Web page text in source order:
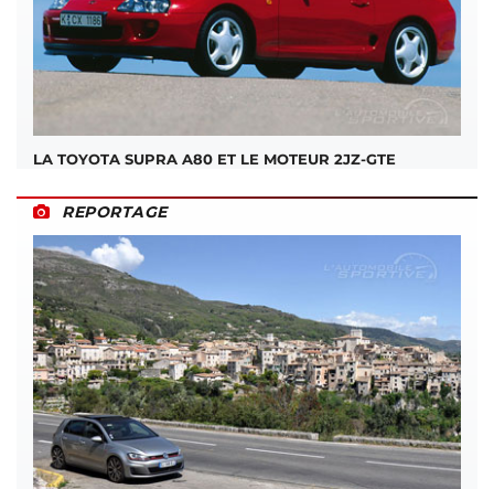
LA TOYOTA SUPRA A80 ET LE MOTEUR 2JZ-GTE
REPORTAGE